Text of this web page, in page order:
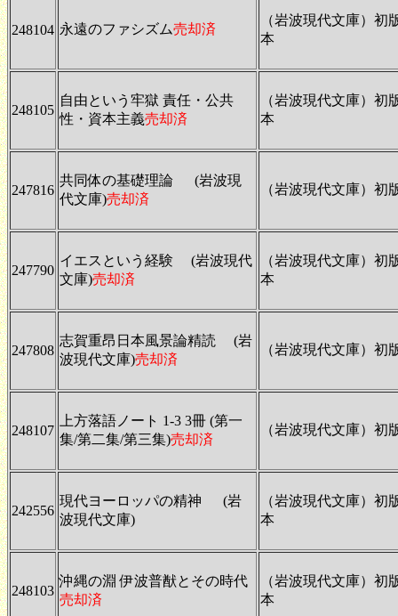
248104 永遠のファシズム売却済
（岩波現代文庫）初
本
248105
自由という牢獄 責任・公共
性・資本主義売却済
（岩波現代文庫）初
本
247816
共同体の基礎理論 (岩波現
代文庫)売却済
（岩波現代文庫）初
247790
イエスという経験 (岩波現代
文庫)売却済
（岩波現代文庫）初
本
247808
志賀重昂日本風景論精読 (岩
波現代文庫)売却済
（岩波現代文庫）初
248107
上方落語ノート 1-3 3冊 (第一
集/第二集/第三集)売却済
（岩波現代文庫）初
242556
現代ヨーロッパの精神 (岩
波現代文庫)
（岩波現代文庫）初
本
248103
沖縄の淵 伊波普猷とその時代
売却済
（岩波現代文庫）初
本